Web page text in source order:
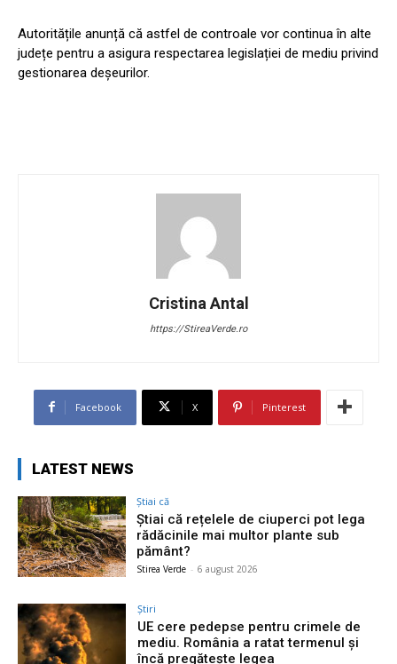
Autoritățile anunță că astfel de controale vor continua în alte
județe pentru a asigura respectarea legislației de mediu privind
gestionarea deșeurilor.
Cristina Antal
https://StireaVerde.ro
Facebook X Pinterest
LATEST NEWS
Știai că
Știai că rețelele de ciuperci pot lega
rădăcinile mai multor plante sub
pământ?
Stirea Verde - 6 august 2026
Știri
UE cere pedepse pentru crimele de
mediu. România a ratat termenul și
încă pregătește legea